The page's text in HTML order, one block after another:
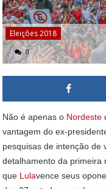
Eleições 2018
0
Não é apenas o Nordeste
vantagem do ex-
pesquisas de intenção de
detalhamento da primeira
que Lulavence seus